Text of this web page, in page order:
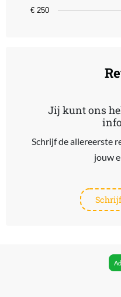
€ 250
Jij kunt ons
Schrijf de allereerste
jouw